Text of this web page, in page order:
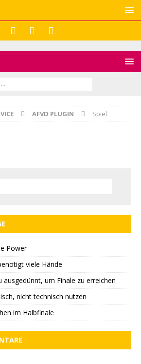
AFVD PLUGIN Spiel
Power
viele Hände
ausgedünnt, um Finale zu erreichen
nicht technisch nutzen
im Halbfinale